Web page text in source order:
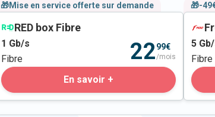
🎁Mise en service offerte sur demande
RED box Fibre
1 Gb/s
Fibre
2299€
/mois
En savoir +
🎁-
5
Fibre